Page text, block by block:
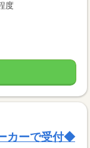
度
カーで受付◆